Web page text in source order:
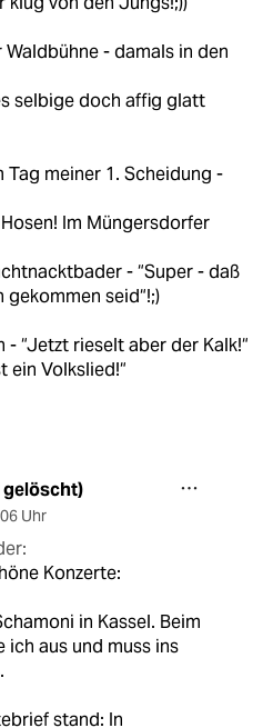
Waldbühne - damals in den
selbige doch affig glatt
meiner 1. Scheidung -
Im Müngersdorfer
- “Super - daß
seid“!;)
- “Jetzt rieselt aber der Kalk!“
ein Volkslied!“
gelöscht)
Uhr
Konzerte:
in Kassel. Beim
ich aus und muss ins
stand: In